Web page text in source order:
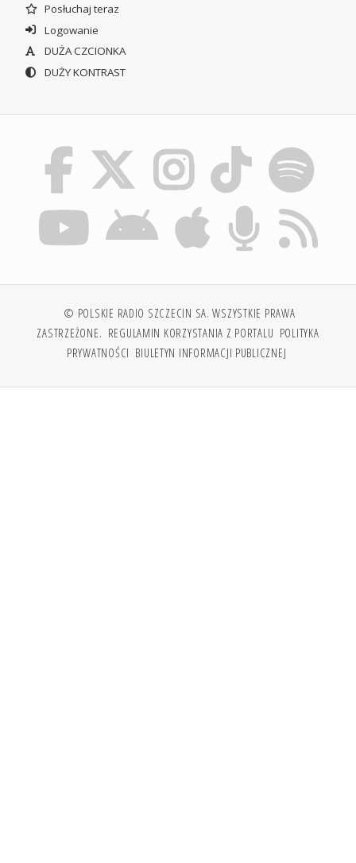
Posłuchaj teraz
Logowanie
DUŻA CZCIONKA
DUŻY KONTRAST
© POLSKIE RADIO SZCZECIN SA. WSZYSTKIE PRAWA
ZASTRZEŻONE. REGULAMIN KORZYSTANIA Z PORTALU POLITYKA
PRYWATNOŚCI BIULETYN INFORMACJI PUBLICZNEJ